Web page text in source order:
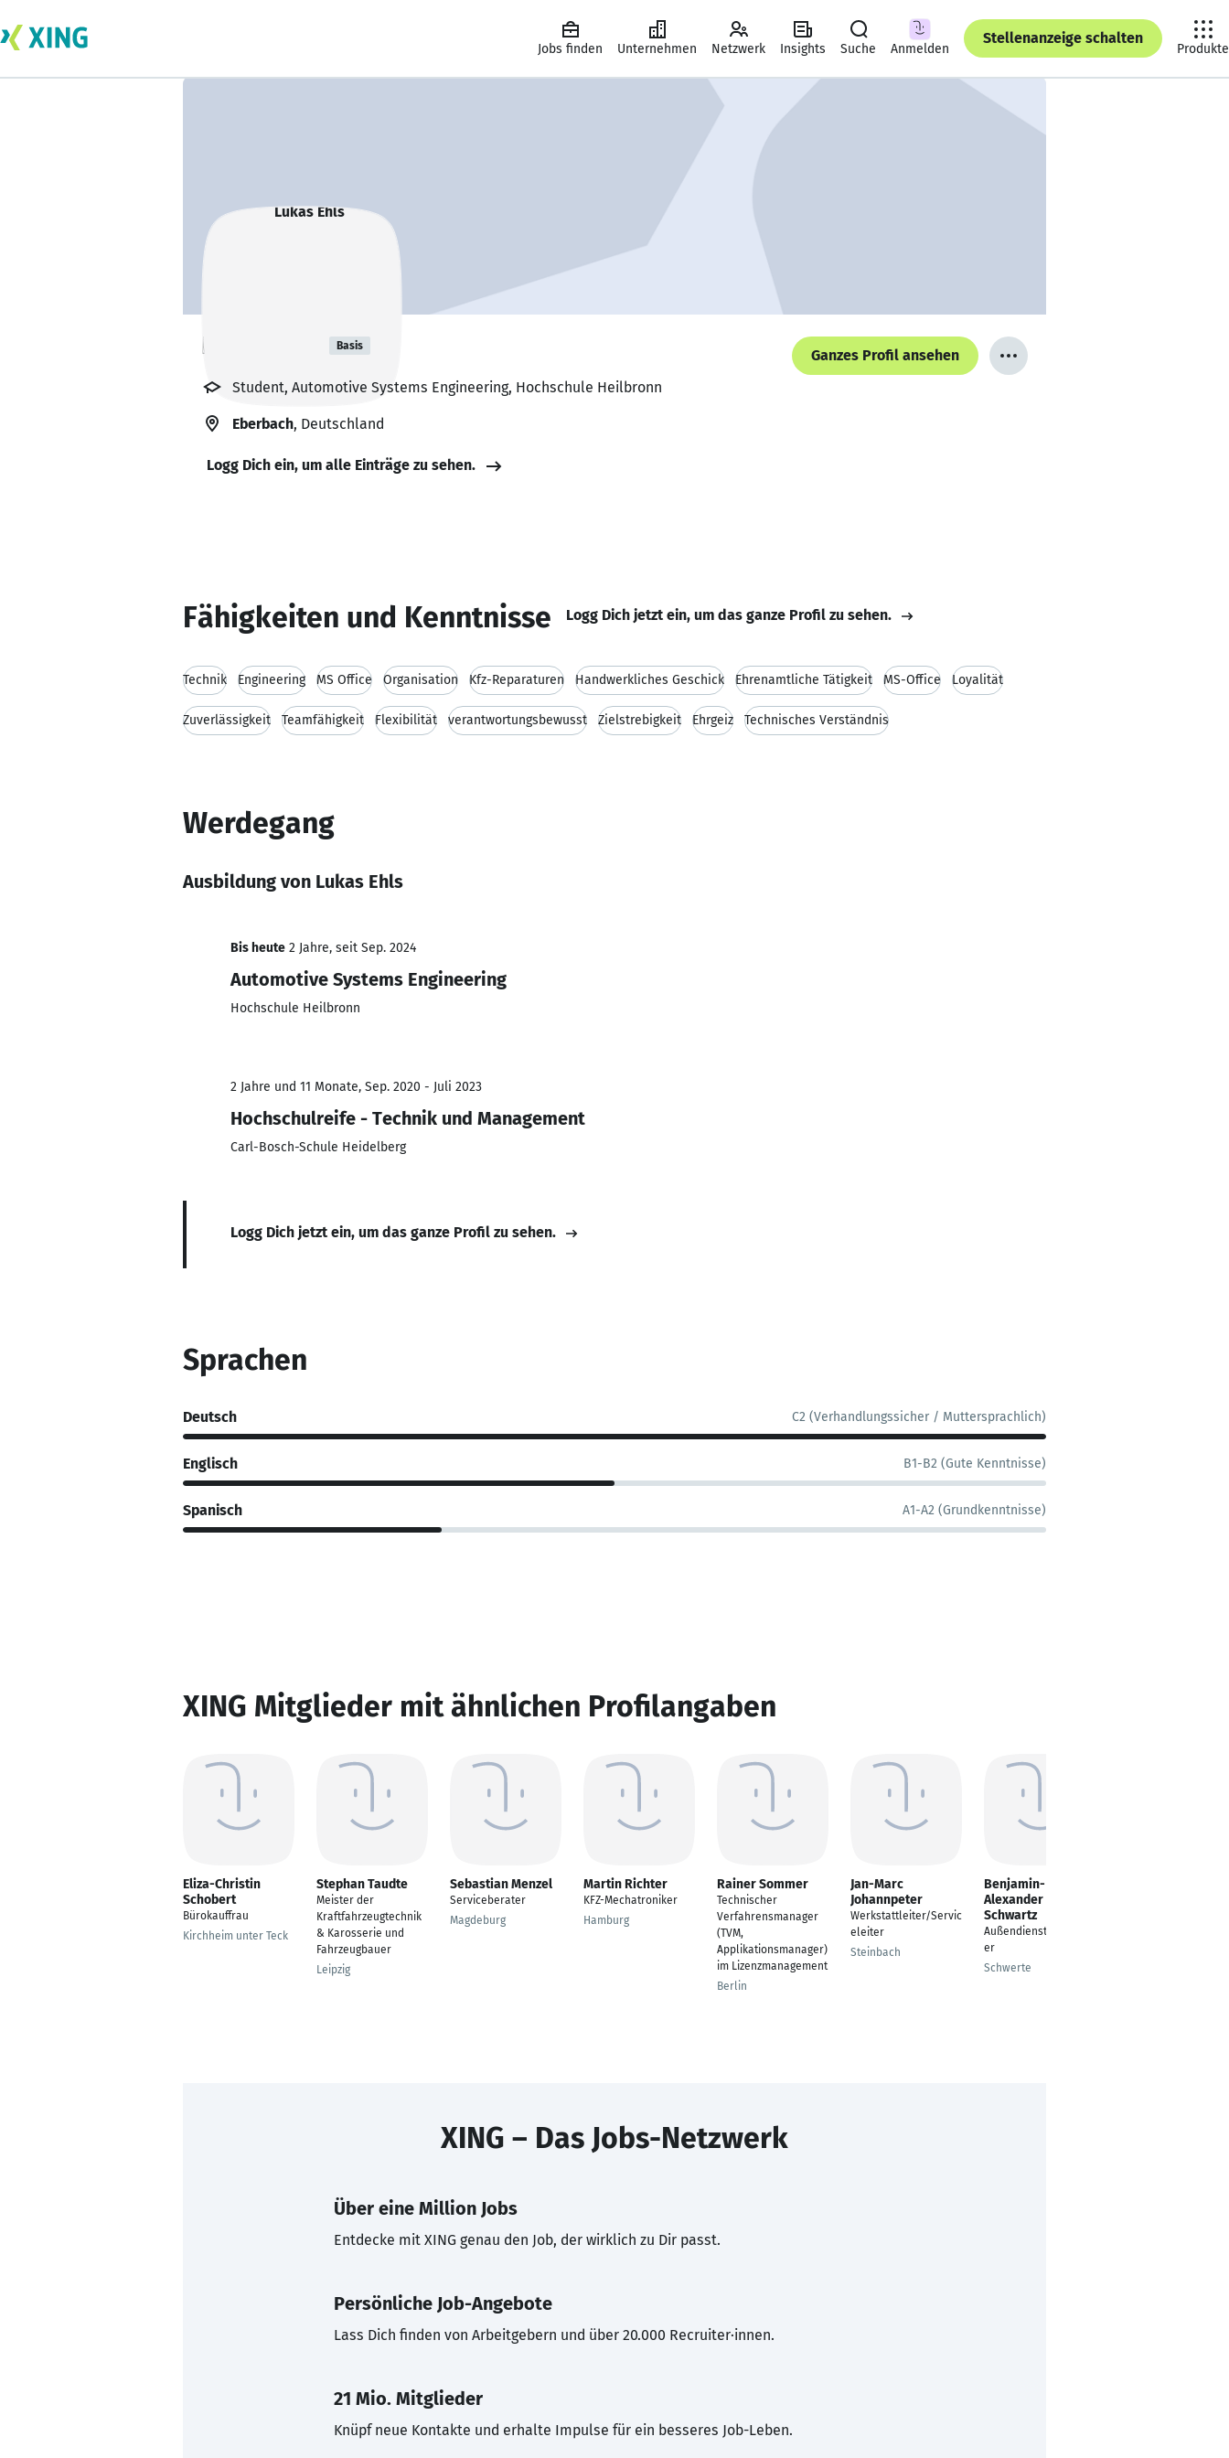
Jobs finden Unternehmen Netzwerk Insights Suche Anmelden
Stellenanzeige schalten
Produkte
Lukas Ehls Basis
Ganzes Profil ansehen
Student, Automotive Systems Engineering, Hochschule Heilbronn
Eberbach, Deutschland
Logg Dich ein, um alle Einträge zu sehen.
Fähigkeiten und Kenntnisse Logg Dich jetzt ein, um das ganze Profil zu sehen.
Technik Engineering MS Office Organisation Kfz-Reparaturen Handwerkliches Geschick Ehrenamtliche Tätigkeit MS-Office Loyalität
Zuverlässigkeit Teamfähigkeit Flexibilität verantwortungsbewusst Zielstrebigkeit Ehrgeiz Technisches Verständnis
Werdegang
Ausbildung von Lukas Ehls
Bis heute 2 Jahre, seit Sep. 2024
Automotive Systems Engineering
Hochschule Heilbronn
2 Jahre und 11 Monate, Sep. 2020 - Juli 2023
Hochschulreife - Technik und Management
Carl-Bosch-Schule Heidelberg
Logg Dich jetzt ein, um das ganze Profil zu sehen.
Sprachen
Deutsch C2 (Verhandlungssicher / Muttersprachlich)
Englisch B1-B2 (Gute Kenntnisse)
Spanisch A1-A2 (Grundkenntnisse)
XING Mitglieder mit ähnlichen Profilangaben
Eliza-Christin
Schobert
Bürokauffrau
Kirchheim unter Teck
Stephan Taudte
Meister der
Kraftfahrzeugtechnik
& Karosserie und
Fahrzeugbauer
Leipzig
Sebastian Menzel
Serviceberater
Magdeburg
Martin Richter
KFZ-Mechatroniker
Hamburg
Rainer Sommer
Technischer
Verfahrensmanager
(TVM,
Applikationsmanager)
im Lizenzmanagement
Berlin
Jan-Marc
Johannpeter
Werkstattleiter/Servic
eleiter
Steinbach
Benjamin-
Alexander
Schwartz
Außendienstmitarbeit
er
Schwerte
XING – Das Jobs-Netzwerk
Über eine Million Jobs
Entdecke mit XING genau den Job, der wirklich zu Dir passt.
Persönliche Job-Angebote
Lass Dich finden von Arbeitgebern und über 20.000 Recruiter·innen.
21 Mio. Mitglieder
Knüpf neue Kontakte und erhalte Impulse für ein besseres Job-Leben.